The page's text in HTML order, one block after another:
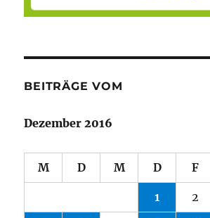
BEITRÄGE VOM
Dezember 2016
M D M D F
1 2